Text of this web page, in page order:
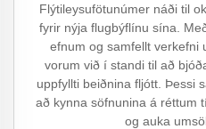
Flýtileysufötunúmer náði til
fyrir nýja flugbýflínu sína.
efnum og samfellt verkefni
vorum við í standi til að
uppfyllti beiðnina fljótt. Þessi
að kynna söfnunina á réttum
og auka